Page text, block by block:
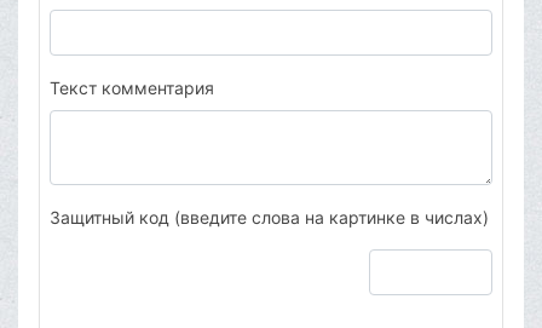
Текст комментария
Защитный код (введите слова на картинке в числах)